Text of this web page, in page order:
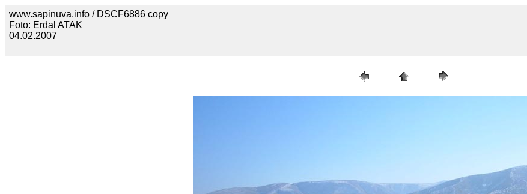
www.sapinuva.info / DSCF6886 copy
Foto: Erdal ATAK
04.02.2007